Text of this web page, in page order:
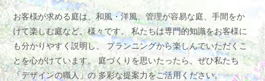
お客様が求める庭は、和風・洋風、管理が容易な庭、手間をか
けて楽しむ庭など、様々です。
私たちは専門的知識をお客様に
も分かりやすく説明し、
プランニングから楽しんでいただくこ
とを心がけています。 庭づくりを思いたったら、ぜひ私たち
「デザインの職人」の多彩な提案力をご活用ください。